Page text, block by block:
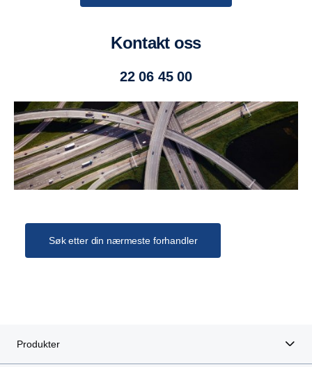
Kontakt oss
22 06 45 00
Søk etter din nærmeste forhandler
Produkter